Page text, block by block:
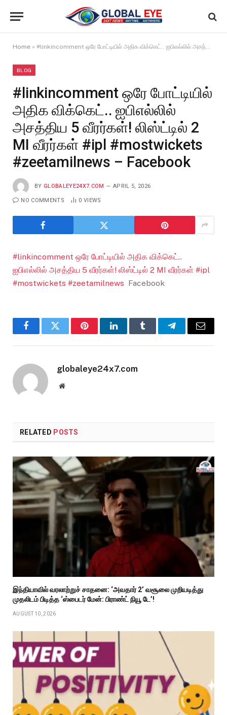
Home » #linkincomment ஒரே போட்டியில் அதிக விக்கெட்.. ஐபிஎல்லில் அசத்திய 5 வீரர்கள்! லிஸ்ட்டில் 2 MI வீரர்கள் #ipl #mostwickets #zeetamilnews – Facebook
BLOG
#linkincomment ஒரே போட்டியில்
அதிக விக்கெட்.. ஐபிஎல்லில்
அசத்திய 5 வீரர்கள்! லிஸ்ட்டில் 2
MI வீரர்கள் #ipl #mostwickets
#zeetamilnews – Facebook
BY GLOBALEYE24X7.COM APRIL 5, 2026
NO COMMENTS 0 VIEWS
#linkincomment ஒரே போட்டியில் அதிக விக்கெட்..
ஐபிஎல்லில் அசத்திய 5 வீரர்கள்! லிஸ்ட்டில் 2 MI வீரர்கள் #ipl
#mostwickets #zeetamilnews Facebook
FacebookTwitter PinterestLinkedInTumblr TelegramEmail
globaleye24x7.com
Website
RELATED POSTS
இந்தியாவில் வரலாற்றுச் சாதனை: ‘அவதார் 2’ வசூலை முறியடித்து
முதலிடம் பிடித்த ‘ஸ்பைடர் மேன்: பிராண்ட் நியூ டே’!
AUGUST 10, 2026